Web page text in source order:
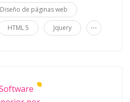
Diseño de páginas web
HTML 5 Jquery ...